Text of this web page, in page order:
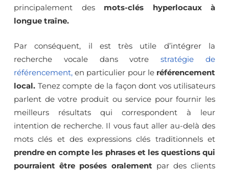
principalement des mots-clés hyperlocaux à
longue traîne.
Par conséquent, il est très utile d’intégrer la
recherche vocale dans votrestratégie de
référencement, en particulier pour leréférencement
local. Tenez compte de la façon dont vos utilisateurs
parlent de votre produit ou service pour fournir les
meilleurs résultats qui correspondent à leur
intention de recherche. Il vous faut aller au-delà des
mots clés et des expressions clés traditionnels et
prendre en compte les phrases et les questions qui
pourraient être posées oralement par des clients